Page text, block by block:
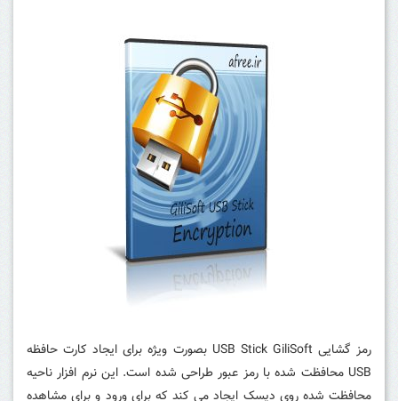
رمز گشایی USB Stick GiliSoft بصورت ویژه برای ایجاد کارت حافظه
USB محافظت شده با رمز عبور طراحی شده است.
این نرم افزار ناحیه
محافظت شده روی دیسک ایجاد می کند که برای ورود و برای مشاهده